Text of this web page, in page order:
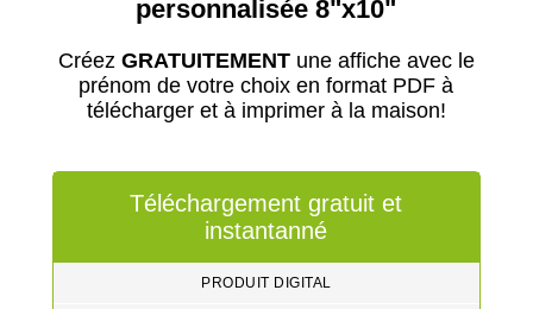
personnalisée 8"x10"
Créez GRATUITEMENTune affiche avec le
prénom de votre choix en format PDF à
télécharger et à imprimer à la maison!
Téléchargement gratuit et
instantanné
PRODUIT DIGITAL